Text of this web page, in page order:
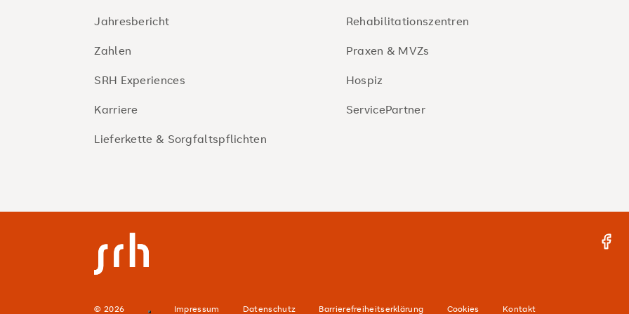
Jahresbericht
Zahlen
SRH Experiences
Karriere
Lieferkette & Sorgfaltspflichten
Rehabilitationszentren
Praxen & MVZs
Hospiz
ServicePartner
© 2026 Impressum Datenschutz Barrierefreiheitserklärung Cookies Kontakt